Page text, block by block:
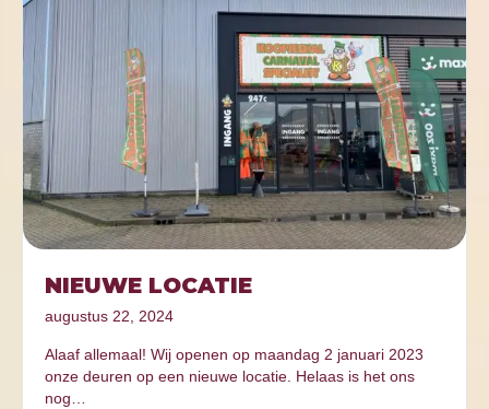
NIEUWE LOCATIE
augustus 22, 2024
Alaaf allemaal! Wij openen op maandag 2 januari 2023
onze deuren op een nieuwe locatie. Helaas is het ons
nog…